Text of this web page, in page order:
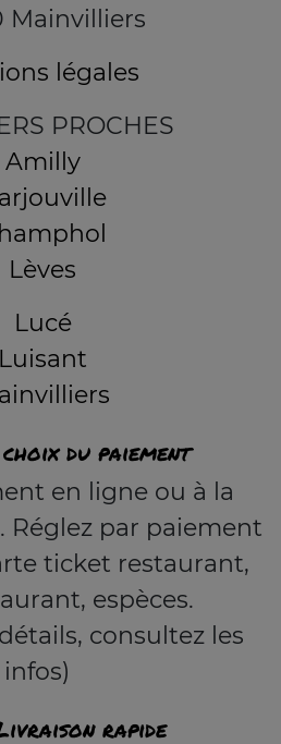
Mainvilliers
légales
PROCHES
Amilly
Lèves
Lucé
Luisant
du paiement
en ligne ou à la
Réglez par paiement
ticket restaurant,
espèces.
consultez les
infos)
rapide